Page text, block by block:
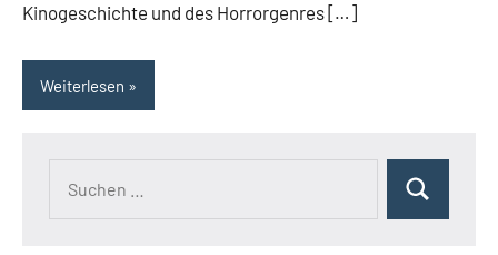
Kinogeschichte und des Horrorgenres […]
Weiterlesen
Suchen